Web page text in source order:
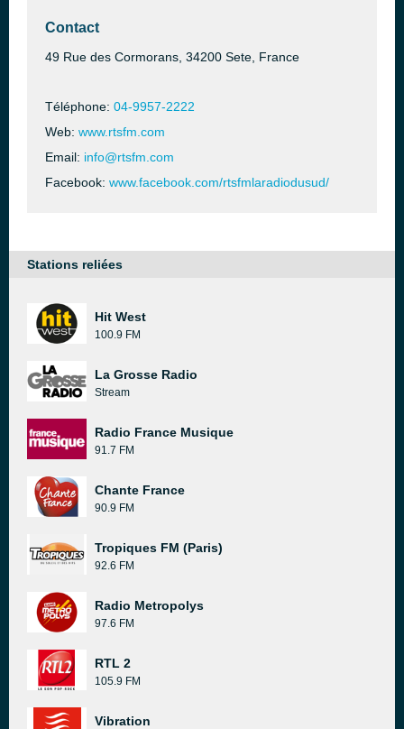
Contact
49 Rue des Cormorans, 34200 Sete, France
Téléphone: 04-9957-2222
Web: www.rtsfm.com
Email: info@rtsfm.com
Facebook: www.facebook.com/rtsfmlaradiodusud/
Stations reliées
Hit West
100.9 FM
La Grosse Radio
Stream
Radio France Musique
91.7 FM
Chante France
90.9 FM
Tropiques FM (Paris)
92.6 FM
Radio Metropolys
97.6 FM
RTL 2
105.9 FM
Vibration